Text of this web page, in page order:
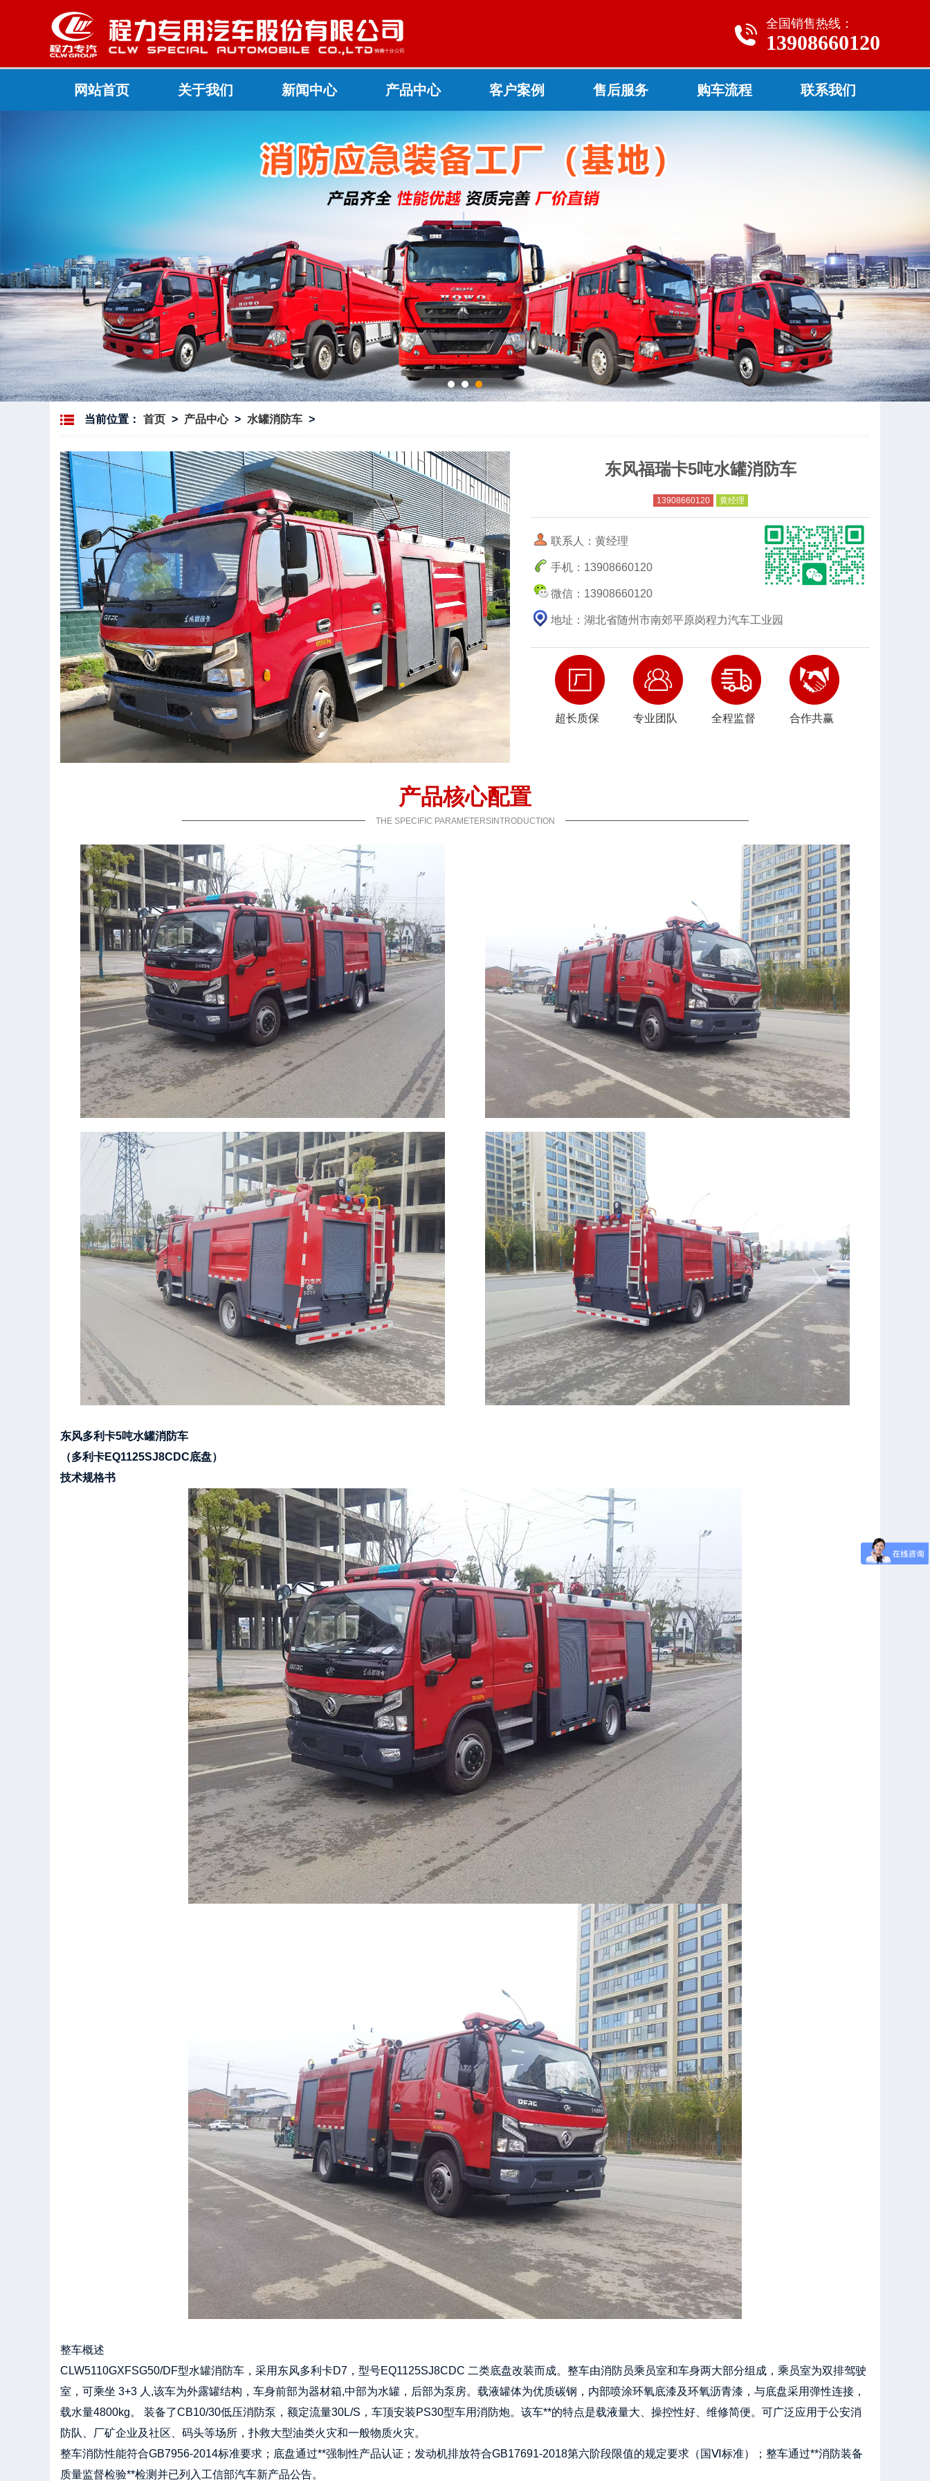
全国销售热线：
13908660120
网站首页 关于我们 新闻中心 产品中心 客户案例 售后服务 购车流程 联系我们
当前位置： 首页 > 产品中心 > 水罐消防车 >
东风福瑞卡5吨水罐消防车
13908660120 黄经理
联系人：黄经理
手机：13908660120
微信：13908660120
地址：湖北省随州市南郊平原岗程力汽车工业园
超长质保 专业团队 全程监督 合作共赢
产品核心配置
THE SPECIFIC PARAMETERSINTRODUCTION
东风多利卡5吨水罐消防车
（多利卡EQ1125SJ8CDC底盘）
技术规格书
整车概述
CLW5110GXFSG50/DF型水罐消防车，采用东风多利卡D7，型号EQ1125SJ8CDC 二类底盘改装而成。整车由消防员乘员室和车身两大部分组成，乘员室为双排驾驶
室，可乘坐 3+3 人,该车为外露罐结构，车身前部为器材箱,中部为水罐，后部为泵房。载液罐体为优质碳钢，内部喷涂环氧底漆及环氧沥青漆，与底盘采用弹性连接，
载水量4800kg。 装备了CB10/30低压消防泵，额定流量30L/S，车顶安装PS30型车用消防炮。该车**的特点是载液量大、操控性好、维修简便。可广泛应用于公安消
防队、厂矿企业及社区、码头等场所，扑救大型油类火灾和一般物质火灾。
整车消防性能符合GB7956-2014标准要求；底盘通过**强制性产品认证；发动机排放符合GB17691-2018第六阶段限值的规定要求（国Ⅵ标准）；整车通过**消防装备
质量监督检验**检测并已列入工信部汽车新产品公告。